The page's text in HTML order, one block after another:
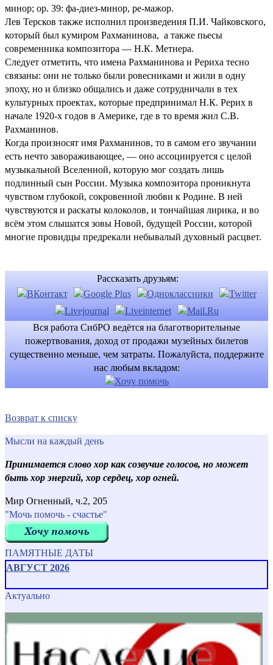
минор; op. 39: фа-диез-минор, ре-мажор.
Лев Терсков также исполнил произведения П.И. Чайковского,
который был кумиром Рахманинова, а также пьесы
современника композитора — Н.К. Метнера.
Следует отметить, что имена Рахманинова и Рериха тесно
связаны: они не только были ровесниками и жили в одну
эпоху, но и близко общались и даже сотрудничали в тех
культурных проектах, которые предпринимал Н.К. Рерих в
начале 1920-х годов в Америке, где в то время жил С.В.
Рахманинов.
Когда произносят имя Рахманинов, то в самом его звучании
есть нечто завораживающее, — оно ассоциируется с целой
музыкальной Вселенной, которую мог создать лишь
подлинный сын России. Музыка композитора проникнута
чувством глубокой, сокровенной любви к Родине. В ней
чувствуются и раскаты колоколов, и тончайшая лирика, и во
всём этом слышатся зовы Новой, будущей России, которой
многие провидцы предрекали небывалый духовный расцвет.
Рассказать друзьям:
Вся работа СибРО ведётся на благотворительные
пожертвования, доход от продажи музейных билетов
существенно меньше, чем затраты. Пожалуйста, поддержите
нас любым вкладом:
Возврат к списку
Мысли на каждый день
Принимается слово хор как созвучие голосов, но может
быть хор энергий, хор сердец, хор огней.
Мир Огненный, ч.2, 205
"Мочь помочь - счастье"
ПАМЯТНЫЕ ДАТЫ
АВГУСТ 2026
Актуально